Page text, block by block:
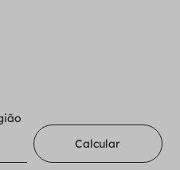
Calcular